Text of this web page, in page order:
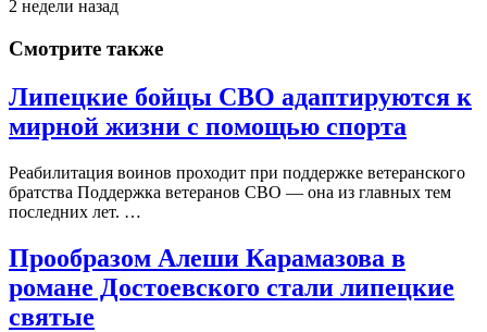
2 недели назад
Смотрите также
Липецкие бойцы СВО адаптируются к
мирной жизни с помощью спорта
Реабилитация воинов проходит при поддержке ветеранского
братства Поддержка ветеранов СВО — она из главных тем
последних лет. …
Прообразом Алеши Карамазова в
романе Достоевского стали липецкие
святые